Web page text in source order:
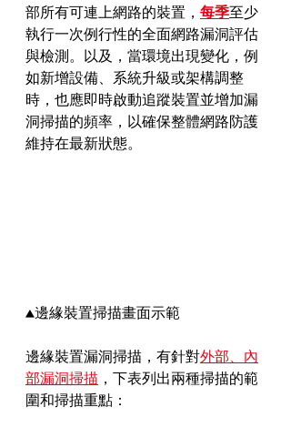
部所有可連上網路的裝置， 每季至少
執行一次例行性的全面網路漏洞評估
與檢測。以及，當環境出現變化，例
如新增設備、系統升級或架構調整
時，也應即時啟動追蹤裝置並增加漏
洞掃描的頻率，以確保整體網路防護
維持在最新狀態。
▲邊緣裝置掃描畫面示範
邊緣裝置漏洞掃描，有針對外部、內
部漏洞掃描 ，下表列出兩種掃描的範
圍和掃描重點：